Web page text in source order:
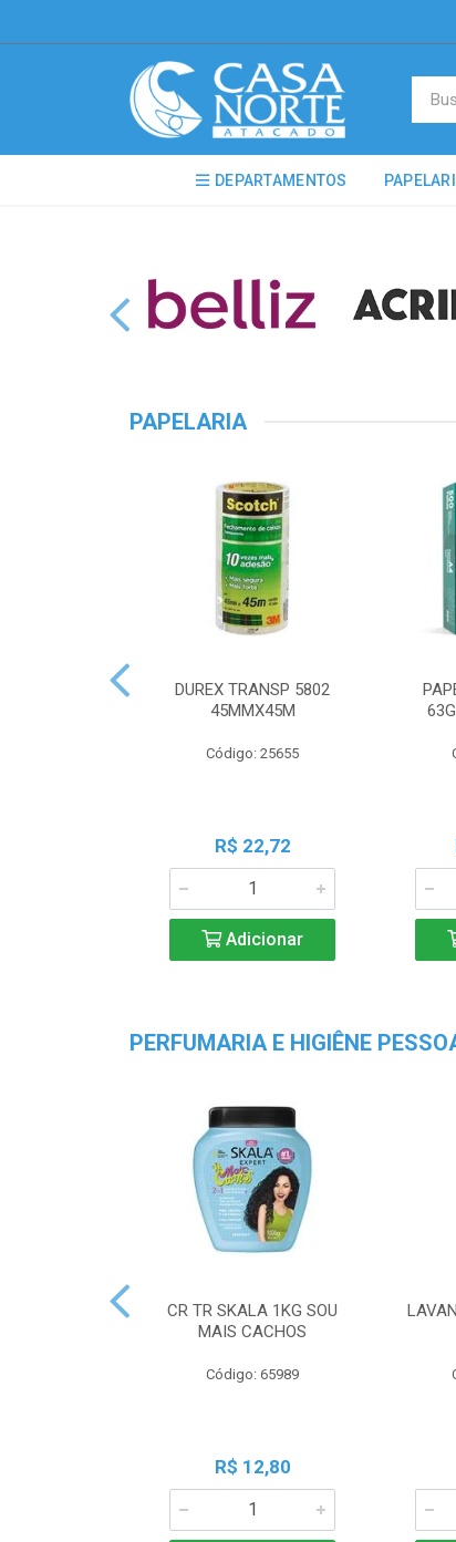
DEPARTAMENTOS
PAPELARIA
DUREX TRANSP 5802
45MMX45M
Código: 25655
R$ 22,72
Adicionar
PERFUMARIA E HIGIÊNE
CR TR SKALA 1KG SOU
MAIS CACHOS
Código: 65989
R$ 12,80